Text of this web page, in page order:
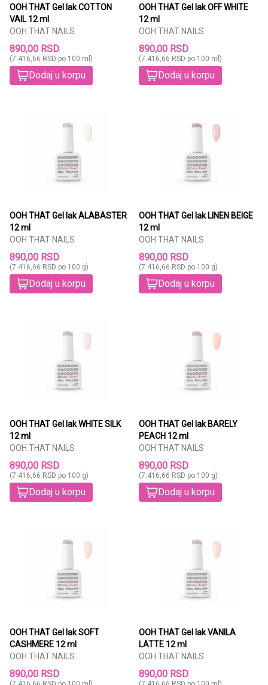
OOH THAT Gel lak COTTON
VAIL 12 ml
OOH THAT NAILS
890,00 RSD
(7.416,66 RSD po 100 ml)
Dodaj u korpu
OOH THAT Gel lak OFF WHITE
12 ml
OOH THAT NAILS
890,00 RSD
(7.416,66 RSD po 100 ml)
Dodaj u korpu
OOH THAT Gel lak ALABASTER
12 ml
OOH THAT NAILS
890,00 RSD
(7.416,66 RSD po 100 g)
Dodaj u korpu
OOH THAT Gel lak LINEN BEIGE
12 ml
OOH THAT NAILS
890,00 RSD
(7.416,66 RSD po 100 g)
Dodaj u korpu
OOH THAT Gel lak WHITE SILK
12 ml
OOH THAT NAILS
890,00 RSD
(7.416,66 RSD po 100 g)
Dodaj u korpu
OOH THAT Gel lak BARELY
PEACH 12 ml
OOH THAT NAILS
890,00 RSD
(7.416,66 RSD po 100 g)
Dodaj u korpu
OOH THAT Gel lak SOFT
CASHMERE 12 ml
OOH THAT NAILS
890,00 RSD
OOH THAT Gel lak VANILA
LATTE 12 ml
OOH THAT NAILS
890,00 RSD